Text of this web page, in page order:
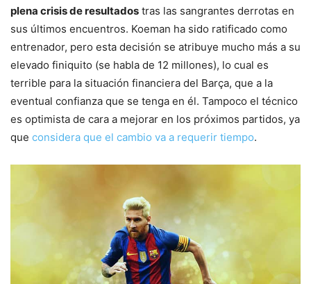
plena crisis de resultados tras las sangrantes derrotas en
sus últimos encuentros. Koeman ha sido ratificado como
entrenador, pero esta decisión se atribuye mucho más a su
elevado finiquito (se habla de 12 millones), lo cual es
terrible para la situación financiera del Barça, que a la
eventual confianza que se tenga en él. Tampoco el técnico
es optimista de cara a mejorar en los próximos partidos, ya
que considera que el cambio va a requerir tiempo.